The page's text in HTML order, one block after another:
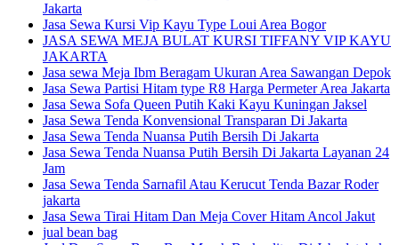
Jakarta
Jasa Sewa Kursi Vip Kayu Type Loui Area Bogor
JASA SEWA MEJA BULAT KURSI TIFFANY VIP KAYU
JAKARTA
Jasa sewa Meja Ibm Beragam Ukuran Area Sawangan Depok
Jasa Sewa Partisi Hitam type R8 Harga Permeter Area Jakarta
Jasa Sewa Sofa Queen Putih Kaki Kayu Kuningan Jaksel
Jasa Sewa Tenda Konvensional Transparan Di Jakarta
Jasa Sewa Tenda Nuansa Putih Bersih Di Jakarta
Jasa Sewa Tenda Nuansa Putih Bersih Di Jakarta Layanan 24
Jam
Jasa Sewa Tenda Sarnafil Atau Kerucut Tenda Bazar Roder
jakarta
Jasa Sewa Tirai Hitam Dan Meja Cover Hitam Ancol Jakut
jual bean bag